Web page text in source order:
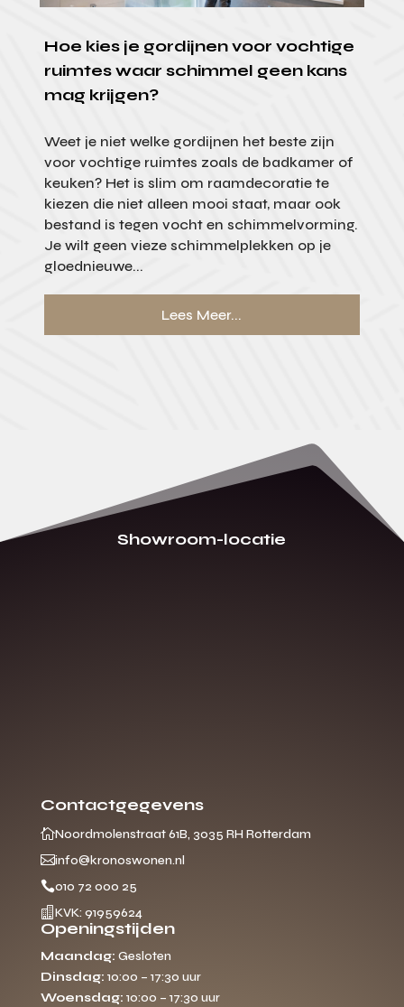
Hoe kies je gordijnen voor vochtige
ruimtes waar schimmel geen kans
mag krijgen?
Weet je niet welke gordijnen het beste zijn
voor vochtige ruimtes zoals de badkamer of
keuken? Het is slim om raamdecoratie te
kiezen die niet alleen mooi staat, maar ook
bestand is tegen vocht en schimmelvorming.
Je wilt geen vieze schimmelplekken op je
gloednieuwe...
Lees Meer...
Showroom-locatie
Contactgegevens
Noordmolenstraat 61B, 3035 RH Rotterdam
info@kronoswonen.nl
010 72 000 25
 KVK: 91959624
Openingstijden
Maandag: Gesloten
Dinsdag: 10:00 – 17:30 uur
Woensdag: 10:00 – 17:30 uur